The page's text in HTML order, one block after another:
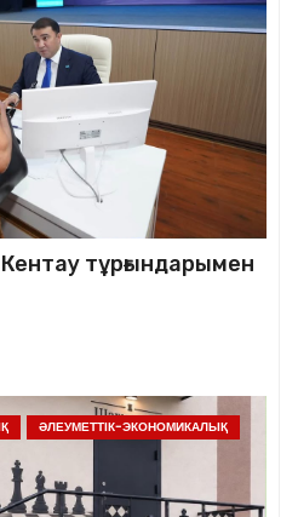
тұрғындарымен
ӘЛЕУМЕТТІК-ЭКОНОМИКАЛЫҚ